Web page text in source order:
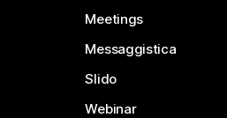
Meetings
Messaggistica
Slido
Webinar